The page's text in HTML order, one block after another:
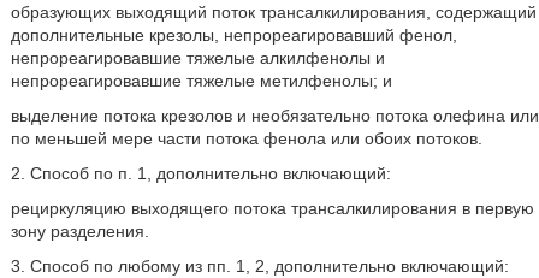
образующих выходящий поток трансалкилирования, содержащий
дополнительные крезолы, непрореагировавший фенол,
непрореагировавшие тяжелые алкилфенолы и
непрореагировавшие тяжелые метилфенолы; и
выделение потока крезолов и необязательно потока олефина или
по меньшей мере части потока фенола или обоих потоков.
2. Способ по п. 1, дополнительно включающий:
рециркуляцию выходящего потока трансалкилирования в первую
зону разделения.
3. Способ по любому из пп. 1, 2, дополнительно включающий: